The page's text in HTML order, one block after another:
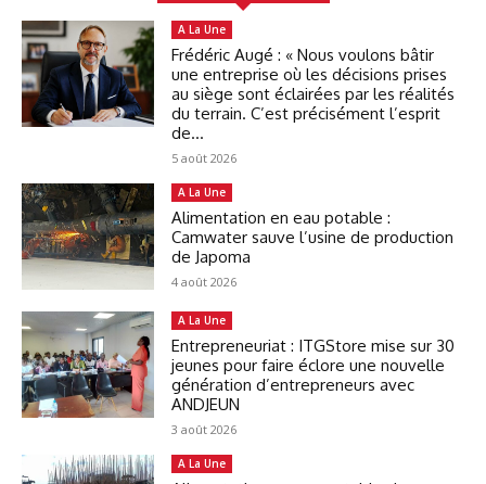
A La Une
Frédéric Augé : « Nous voulons bâtir
une entreprise où les décisions prises
au siège sont éclairées par les réalités
du terrain. C’est précisément l’esprit
de...
5 août 2026
A La Une
Alimentation en eau potable :
Camwater sauve l’usine de production
de Japoma
4 août 2026
A La Une
Entrepreneuriat : ITGStore mise sur 30
jeunes pour faire éclore une nouvelle
génération d’entrepreneurs avec
ANDJEUN
3 août 2026
A La Une